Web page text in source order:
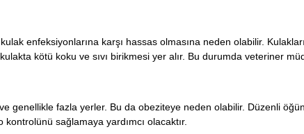
enfeksiyonlarına karşı hassas olmasına neden olabilir.
kötü koku ve sıvı birikmesi yer alır. Bu durumda veteriner
genellikle fazla yerler. Bu da obeziteye neden olabilir. Düzenli
kontrolünü sağlamaya yardımcı olacaktır.